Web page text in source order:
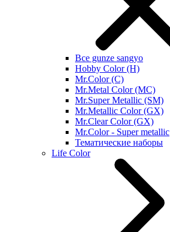
Все gunze sangyo
Hobby Color (H)
Mr.Color (C)
Mr.Metal Color (MC)
Mr.Super Metallic (SM)
Mr.Metallic Color (GX)
Mr.Clear Color (GX)
Mr.Color - Super metallic
Тематические наборы
Life Color